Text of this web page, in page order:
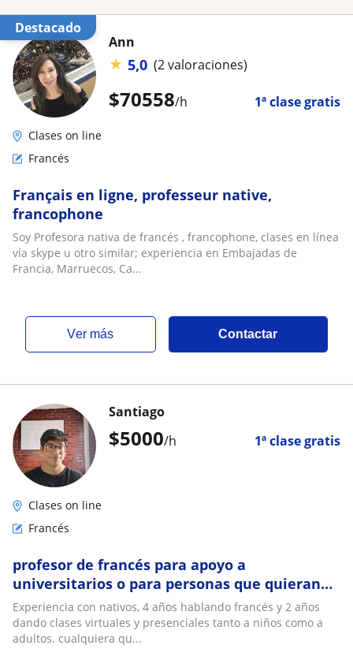
Destacado
$70558/h 1ª clase gratis
Ann
★ 5,0 (2 valoraciones)
Clases on line
Francés
Français en ligne, professeur native,
francophone
Soy Profesora nativa de francés , francophone, clases en línea
vía skype u otro similar; experiencia en Embajadas de
Francia, Marruecos, Ca...
ver más Contactar
$5000/h 1ª clase gratis
Santiago
Clases on line
Francés
profesor de francés para apoyo a
universitarios o para personas que quieran
aprender francés
Experiencia con nativos, 4 años hablando francés y 2 años
dando clases virtuales y presenciales tanto a niños como a
adultos. cualquiera qu...